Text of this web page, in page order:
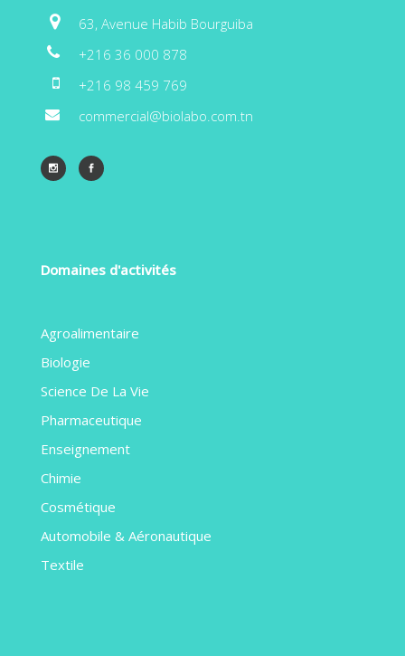
63, Avenue Habib Bourguiba
+216 36 000 878
+216 98 459 769
commercial@biolabo.com.tn
Domaines d'activités
Agroalimentaire
Biologie
Science De La Vie
Pharmaceutique
Enseignement
Chimie
Cosmétique
Automobile & Aéronautique
Textile